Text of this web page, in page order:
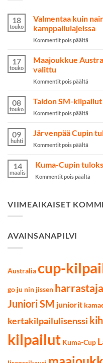
18
touko
Valmentaa kuin
kamppailulajeissa
Kommentit pois päältä
kuin
17
touko
Maajoukkue
valittu
Kommentit pois päältä
08
touko
Taidon SM-
Kommentit pois päältä
SM-
09
huhti
Järvenpää Cupin
Kommentit pois päältä
Cupin
14
maalis
Kuma-Cupin
Kommentit pois päältä
VIIMEAIKAISET
AVAINSANAPILVI
Australia cup-
go ju nin jissen
Juniori SM juniorit
kertakilpailulisenssi
kilpailut Kuma-Cup